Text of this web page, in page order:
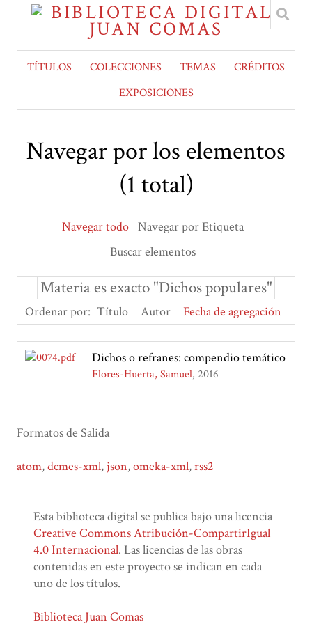
TÍTULOS COLECCIONES TEMAS
CRÉDITOS
EXPOSICIONES
Navegar por los elementos
(1 total)
Navegar todo Navegar por Etiqueta
Buscar elementos
Materia es exacto "Dichos populares"
Ordenar por: Título Autor Fecha de agregación
Dichos o refranes: compendio temático
Flores-Huerta, Samuel 2016
Formatos de Salida
atom,dcmes-xml, json,omeka-xml,rss2
Esta biblioteca digital se publica bajo una licencia
Creative Commons Atribución-CompartirIgual
4.0 Internacional. Las licencias de las obras
contenidas en este proyecto se indican en cada
uno de los títulos.
Biblioteca Juan Comas